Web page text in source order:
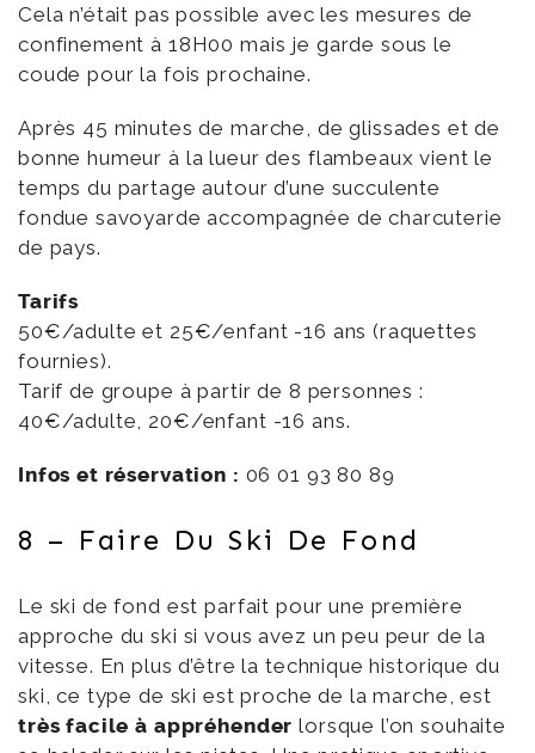
Cela n’était pas possible avec les mesures de
confinement à 18H00 mais je garde sous le
coude pour la fois prochaine.
Après 45 minutes de marche, de glissades et de
bonne humeur à la lueur des flambeaux vient le
temps du partage autour d’une succulente
fondue savoyarde accompagnée de charcuterie
de pays.
Tarifs
50€/adulte et 25€/enfant -16 ans (raquettes
fournies).
Tarif de groupe à partir de 8 personnes :
40€/adulte, 20€/enfant -16 ans.
Infos et réservation : 06 01 93 80 89
8 – Faire Du Ski De Fond
Le ski de fond est parfait pour une première
approche du ski si vous avez un peu peur de la
vitesse. En plus d’être la technique historique du
ski, ce type de ski est proche de la marche, est
très facile à appréhender lorsque l’on souhaite